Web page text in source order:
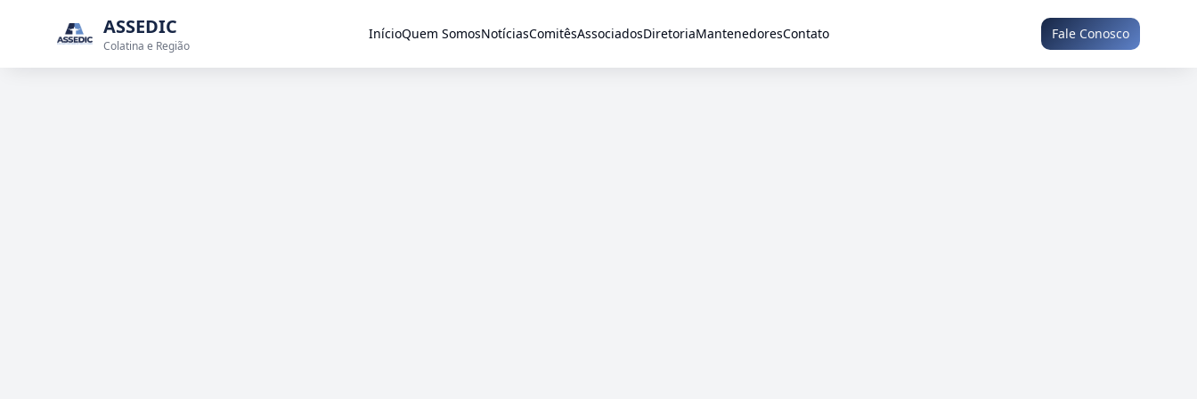
ASSEDIC
Colatina e Região
InícioQuem SomosNotíciasComitêsAssociadosDiretoriaMantenedoresContato Fale Conosco